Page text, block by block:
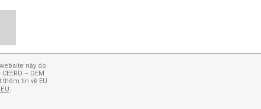
này do
– DEM
tin về EU
.